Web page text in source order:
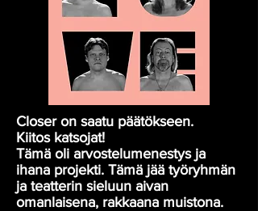
Closer on saatu päätökseen.
Kiitos katsojat!
Tämä oli arvostelumenestys ja
ihana projekti. Tämä jää työryhmän
ja teatterin sieluun aivan
omanlaisena, rakkaana muistona.